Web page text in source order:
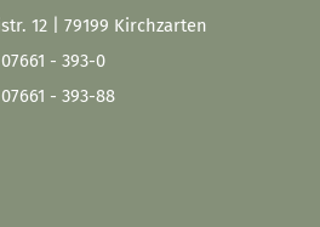
12 | 79199 Kirchzarten
07661 - 393-0
07661 - 393-88